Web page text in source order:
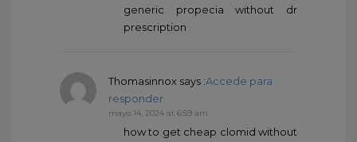
generic propecia without dr
prescription
Thomasinnox says :Accede para
responder
mayo 14, 2024 at 6:59 am
how to get cheap clomid without